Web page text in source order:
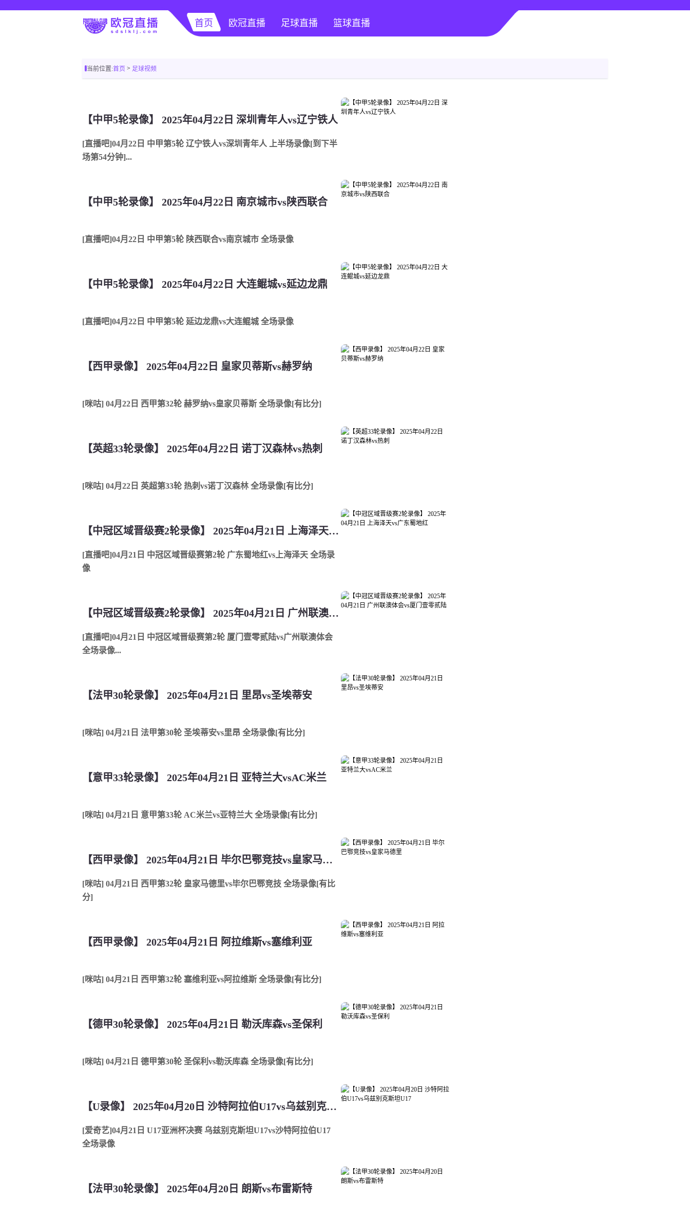
首页 欧冠直播 足球直播 篮球直播
当前位置:首页 > 足球视频
【中甲5轮录像】 2025年04月22日 深圳青年人vs辽宁铁人
[直播吧]04月22日 中甲第5轮 辽宁铁人vs深圳青年人 上半场录像[到下半
场第54分钟]...
【中甲5轮录像】 2025年04月22日 南京城市vs陕西联合
[直播吧]04月22日 中甲第5轮 陕西联合vs南京城市 全场录像
【中甲5轮录像】 2025年04月22日 大连鲲城vs延边龙鼎
[直播吧]04月22日 中甲第5轮 延边龙鼎vs大连鲲城 全场录像
【西甲录像】 2025年04月22日 皇家贝蒂斯vs赫罗纳
[咪咕] 04月22日 西甲第32轮 赫罗纳vs皇家贝蒂斯 全场录像[有比分]
【英超33轮录像】 2025年04月22日 诺丁汉森林vs热刺
[咪咕] 04月22日 英超第33轮 热刺vs诺丁汉森林 全场录像[有比分]
【中冠区域晋级赛2轮录像】 2025年04月21日 上海泽天vs广东蜀地红
[直播吧]04月21日 中冠区域晋级赛第2轮 广东蜀地红vs上海泽天 全场录
像
【中冠区域晋级赛2轮录像】 2025年04月21日 广州联澳体会vs厦门壹零贰陆
[直播吧]04月21日 中冠区域晋级赛第2轮 厦门壹零贰陆vs广州联澳体会
全场录像...
【法甲30轮录像】 2025年04月21日 里昂vs圣埃蒂安
[咪咕] 04月21日 法甲第30轮 圣埃蒂安vs里昂 全场录像[有比分]
【意甲33轮录像】 2025年04月21日 亚特兰大vsAC米兰
[咪咕] 04月21日 意甲第33轮 AC米兰vs亚特兰大 全场录像[有比分]
【西甲录像】 2025年04月21日 毕尔巴鄂竞技vs皇家马德里
[咪咕] 04月21日 西甲第32轮 皇家马德里vs毕尔巴鄂竞技 全场录像[有比
分]
【西甲录像】 2025年04月21日 阿拉维斯vs塞维利亚
[咪咕] 04月21日 西甲第32轮 塞维利亚vs阿拉维斯 全场录像[有比分]
【德甲30轮录像】 2025年04月21日 勒沃库森vs圣保利
[咪咕] 04月21日 德甲第30轮 圣保利vs勒沃库森 全场录像[有比分]
【U录像】 2025年04月20日 沙特阿拉伯U17vs乌兹别克斯坦U17
[爱奇艺]04月21日 U17亚洲杯决赛 乌兹别克斯坦U17vs沙特阿拉伯U17
全场录像
【法甲30轮录像】 2025年04月20日 朗斯vs布雷斯特